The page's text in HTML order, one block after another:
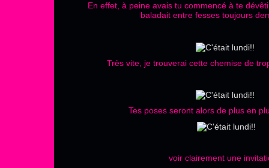
En effet, à peine avais tu commencé à te
baladait entre fesses toujours
Très vite, je trouverai cette chemise de
Tes poses seront alors de plus en
voir clairement une